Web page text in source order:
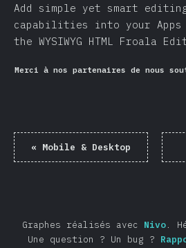
Add simple yet smart
capabilities into your Apps
the WYSIWYG HTML Froala
Merci à nos partenaires de nous
« Mobile & Desktop
Graphes réalisés avec Nivo.
Une question ? Un bug ?